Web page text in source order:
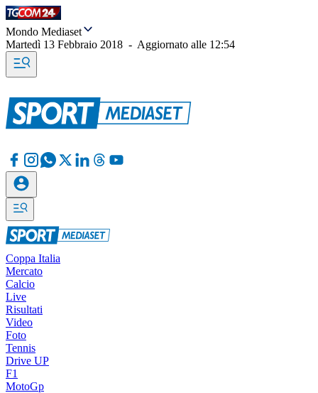
Mondo Mediaset
Martedì 13 Febbraio 2018 - Aggiornato alle 12:54
Coppa Italia
Mercato
Calcio
Live
Risultati
Video
Foto
Tennis
Drive UP
F1
MotoGp